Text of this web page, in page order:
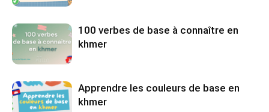
100 verbes de base à connaître en
khmer
Apprendre les couleurs de base en
khmer